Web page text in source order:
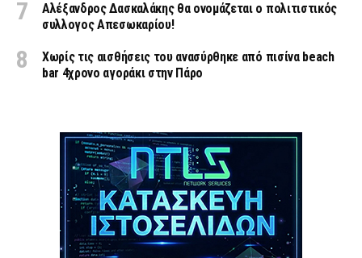
Αλέξανδρος Δασκαλάκης θα ονομάζεται ο πολιτιστικός
συλλογος Απεσωκαρίου!
Χωρίς τις αισθήσεις του ανασύρθηκε από πισίνα beach
bar 4χρονο αγοράκι στην Πάρο